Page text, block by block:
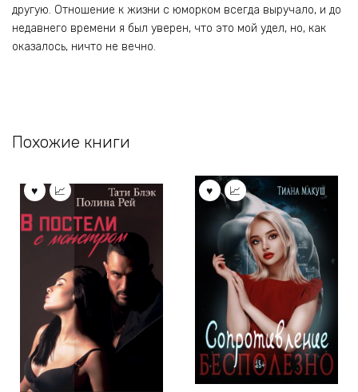
другую. Отношение к жизни с юморком всегда выручало, и до
недавнего времени я был уверен, что это мой удел, но, как
оказалось, ничто не вечно.
Похожие книги